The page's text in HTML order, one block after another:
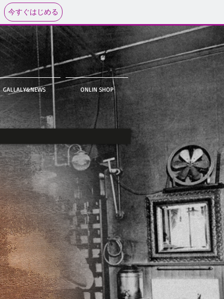
今すぐはじめる
GALLALY&NEWS ONLIN SHOP